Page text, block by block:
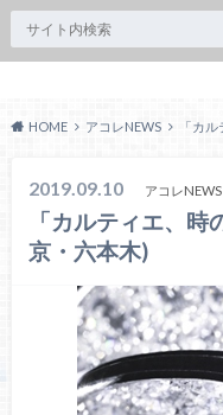
HOME アコレNEWS 「カ
2019.09.10 アコレNEWS
「カルティエ、
京・六本木)